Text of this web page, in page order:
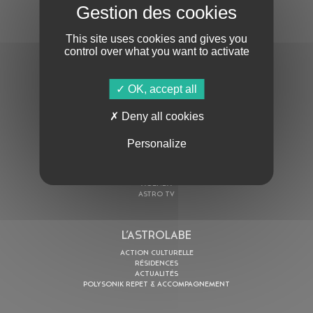
S'ABONNER À LA NEWSLETTER
En cochant cette case, j’accepte la Politique de confidentialité
AGENDA
ASTRO TV
L’ASTROLABE
ACTION CULTURELLE
RÉSIDENCES
ACTUALITÉS
POLYSONIK REPET & ACCOMPAGNEMENT
This site uses cookies and gives you
control over what you want to activate
OK, accept all
Deny all cookies
Personalize